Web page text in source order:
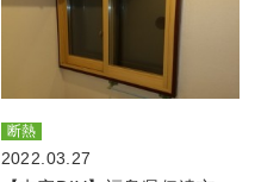
断熱
2022.03.27